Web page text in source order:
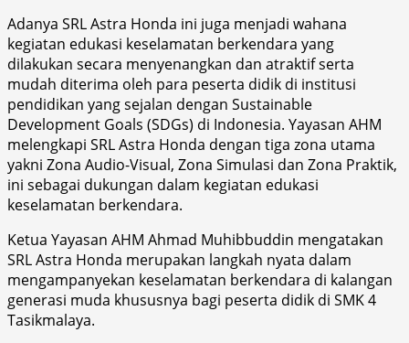
Adanya SRL Astra Honda ini juga menjadi wahana
kegiatan edukasi keselamatan berkendara yang
dilakukan secara menyenangkan dan atraktif serta
mudah diterima oleh para peserta didik di institusi
pendidikan yang sejalan dengan Sustainable
Development Goals (SDGs) di Indonesia. Yayasan AHM
melengkapi SRL Astra Honda dengan tiga zona utama
yakni Zona Audio-Visual, Zona Simulasi dan Zona Praktik,
ini sebagai dukungan dalam kegiatan edukasi
keselamatan berkendara.
Ketua Yayasan AHM Ahmad Muhibbuddin mengatakan
SRL Astra Honda merupakan langkah nyata dalam
mengampanyekan keselamatan berkendara di kalangan
generasi muda khususnya bagi peserta didik di SMK 4
Tasikmalaya.